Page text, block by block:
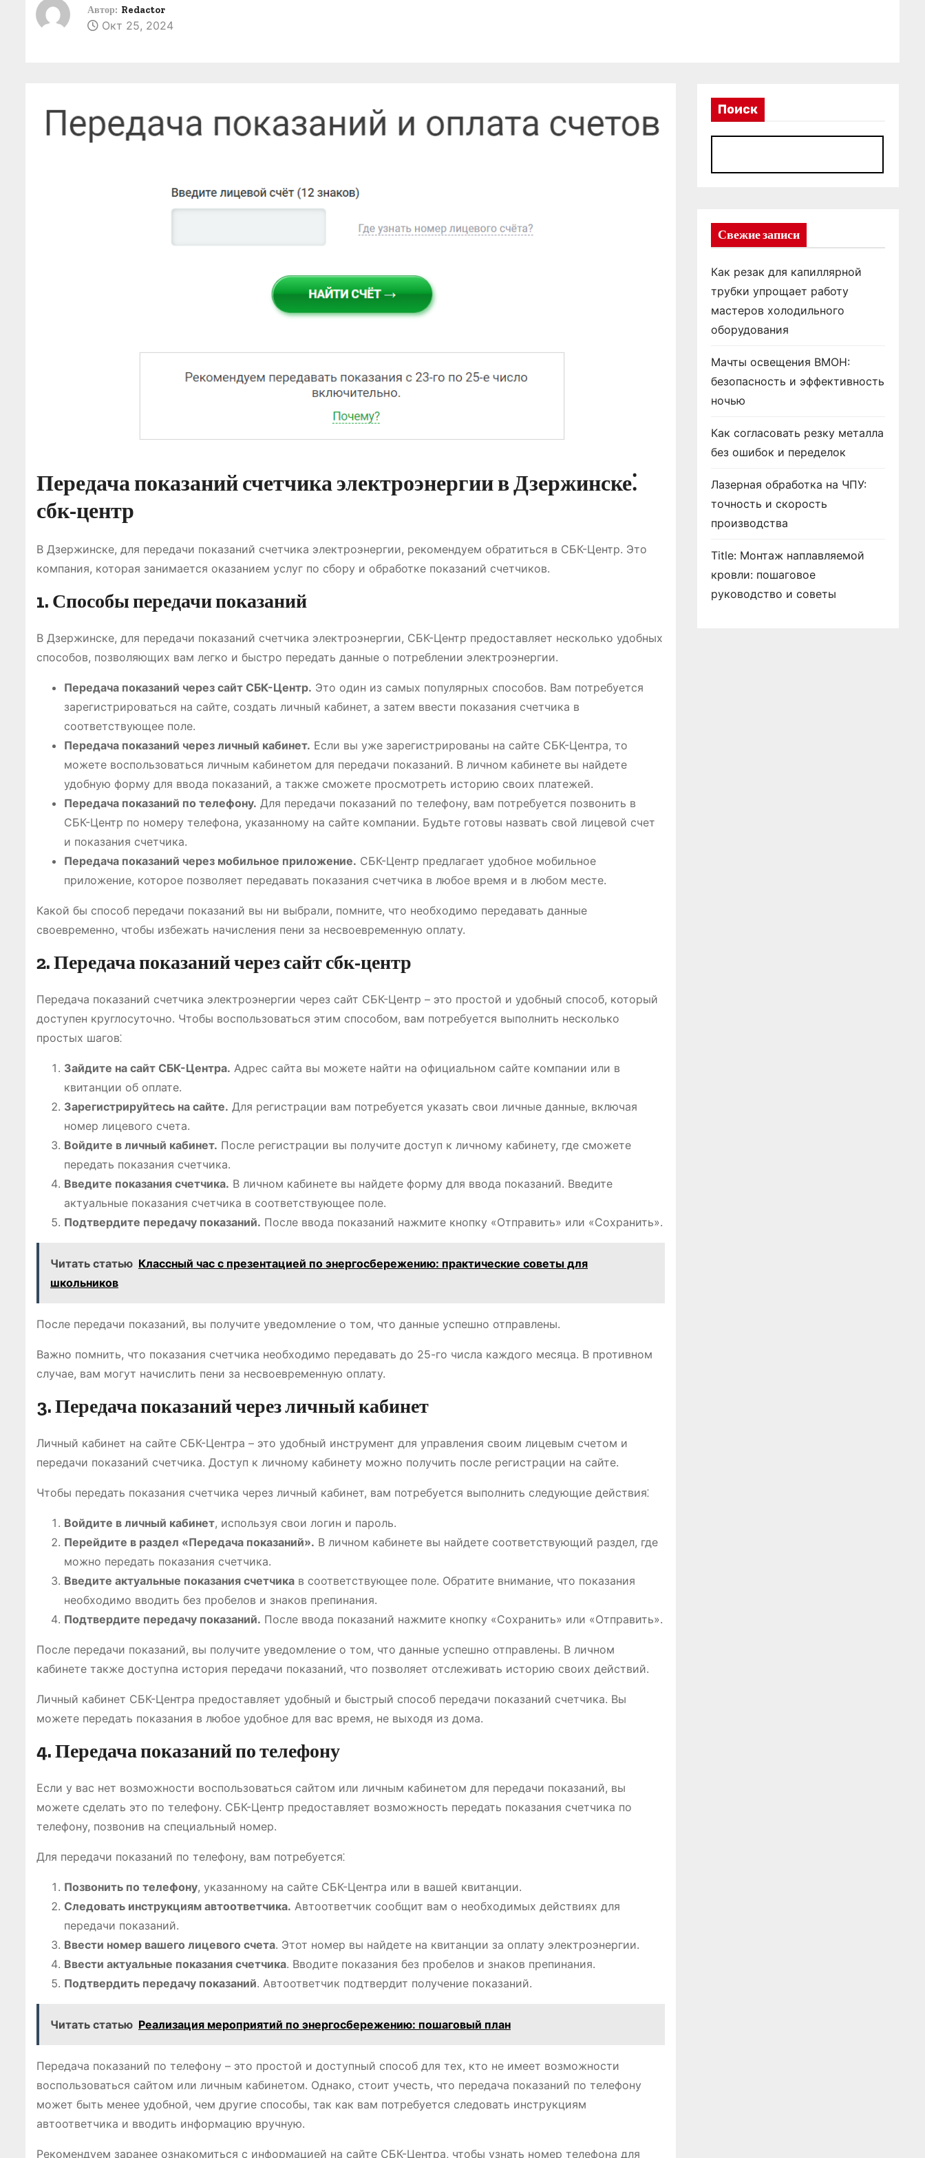
Автор: Redactor
Окт 25, 2024
Передача показаний счетчика электроэнергии в Дзержинске⁚
сбк-центр
В Дзержинске, для передачи показаний счетчика электроэнергии, рекомендуем обратиться в СБК-Центр. Это
компания, которая занимается оказанием услуг по сбору и обработке показаний счетчиков.
1. Способы передачи показаний
В Дзержинске, для передачи показаний счетчика электроэнергии, СБК-Центр предоставляет несколько удобных
способов, позволяющих вам легко и быстро передать данные о потреблении электроэнергии.
Передача показаний через сайт СБК-Центр. Это один из самых популярных способов. Вам потребуется
зарегистрироваться на сайте, создать личный кабинет, а затем ввести показания счетчика в
соответствующее поле.
Передача показаний через личный кабинет. Если вы уже зарегистрированы на сайте СБК-Центра, то
можете воспользоваться личным кабинетом для передачи показаний. В личном кабинете вы найдете
удобную форму для ввода показаний, а также сможете просмотреть историю своих платежей.
Передача показаний по телефону. Для передачи показаний по телефону, вам потребуется позвонить в
СБК-Центр по номеру телефона, указанному на сайте компании. Будьте готовы назвать свой лицевой счет
и показания счетчика.
Передача показаний через мобильное приложение. СБК-Центр предлагает удобное мобильное
приложение, которое позволяет передавать показания счетчика в любое время и в любом месте.
Какой бы способ передачи показаний вы ни выбрали, помните, что необходимо передавать данные
своевременно, чтобы избежать начисления пени за несвоевременную оплату.
2. Передача показаний через сайт сбк-центр
Передача показаний счетчика электроэнергии через сайт СБК-Центр – это простой и удобный способ, который
доступен круглосуточно. Чтобы воспользоваться этим способом, вам потребуется выполнить несколько
простых шагов⁚
Зайдите на сайт СБК-Центра. Адрес сайта вы можете найти на официальном сайте компании или в
квитанции об оплате.
Зарегистрируйтесь на сайте. Для регистрации вам потребуется указать свои личные данные, включая
номер лицевого счета.
Войдите в личный кабинет. После регистрации вы получите доступ к личному кабинету, где сможете
передать показания счетчика.
Введите показания счетчика. В личном кабинете вы найдете форму для ввода показаний. Введите
актуальные показания счетчика в соответствующее поле.
Подтвердите передачу показаний. После ввода показаний нажмите кнопку «Отправить» или «Сохранить».
Читать статью Классный час с презентацией по энергосбережению: практические советы для
школьников
После передачи показаний, вы получите уведомление о том, что данные успешно отправлены.
Важно помнить, что показания счетчика необходимо передавать до 25-го числа каждого месяца. В противном
случае, вам могут начислить пени за несвоевременную оплату.
3. Передача показаний через личный кабинет
Личный кабинет на сайте СБК-Центра – это удобный инструмент для управления своим лицевым счетом и
передачи показаний счетчика. Доступ к личному кабинету можно получить после регистрации на сайте.
Чтобы передать показания счетчика через личный кабинет, вам потребуется выполнить следующие действия⁚
Войдите в личный кабинет, используя свои логин и пароль.
Перейдите в раздел «Передача показаний». В личном кабинете вы найдете соответствующий раздел, где
можно передать показания счетчика.
Введите актуальные показания счетчика в соответствующее поле. Обратите внимание, что показания
необходимо вводить без пробелов и знаков препинания.
Подтвердите передачу показаний. После ввода показаний нажмите кнопку «Сохранить» или «Отправить».
После передачи показаний, вы получите уведомление о том, что данные успешно отправлены. В личном
кабинете также доступна история передачи показаний, что позволяет отслеживать историю своих действий.
Личный кабинет СБК-Центра предоставляет удобный и быстрый способ передачи показаний счетчика. Вы
можете передать показания в любое удобное для вас время, не выходя из дома.
4. Передача показаний по телефону
Если у вас нет возможности воспользоваться сайтом или личным кабинетом для передачи показаний, вы
можете сделать это по телефону. СБК-Центр предоставляет возможность передать показания счетчика по
телефону, позвонив на специальный номер.
Для передачи показаний по телефону, вам потребуется⁚
Позвонить по телефону, указанному на сайте СБК-Центра или в вашей квитанции.
Следовать инструкциям автоответчика. Автоответчик сообщит вам о необходимых действиях для
передачи показаний.
Ввести номер вашего лицевого счета. Этот номер вы найдете на квитанции за оплату электроэнергии.
Ввести актуальные показания счетчика. Вводите показания без пробелов и знаков препинания.
Подтвердить передачу показаний. Автоответчик подтвердит получение показаний.
Читать статью Реализация мероприятий по энергосбережению: пошаговый план
Передача показаний по телефону – это простой и доступный способ для тех, кто не имеет возможности
воспользоваться сайтом или личным кабинетом. Однако, стоит учесть, что передача показаний по телефону
может быть менее удобной, чем другие способы, так как вам потребуется следовать инструкциям
автоответчика и вводить информацию вручную.
Рекомендуем заранее ознакомиться с информацией на сайте СБК-Центра, чтобы узнать номер телефона для
Поиск
Свежие записи
Как резак для капиллярной
трубки упрощает работу
мастеров холодильного
оборудования
Мачты освещения ВМОН:
безопасность и эффективность
ночью
Как согласовать резку металла
без ошибок и переделок
Лазерная обработка на ЧПУ:
точность и скорость
производства
Title: Монтаж наплавляемой
кровли: пошаговое
руководство и советы